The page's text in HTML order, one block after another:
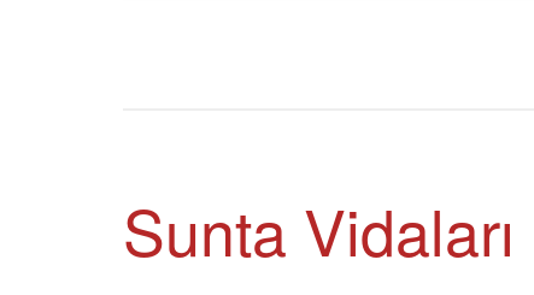
Sunta Vidaları